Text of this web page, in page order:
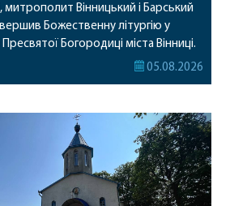
митрополит Вінницький і Барський
Божественну літургію у
Богородиці міста Вінниці.
співслужили
Під час богослужіння підносилися
за мир в Україні, за воїнів, які
05.08.2026